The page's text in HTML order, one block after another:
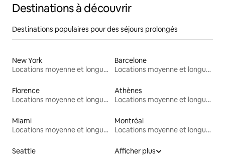
Destinations à découvrir
Destinations populaires pour des séjours prolongés
New York
Locations moyenne et longue durée
Barcelone
Locations moyenne et longue durée
Florence
Locations moyenne et longue durée
Athènes
Locations moyenne et longue durée
Miami
Locations moyenne et longue durée
Montréal
Locations moyenne et longue durée
Seattle
Afficher plus